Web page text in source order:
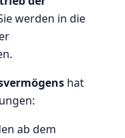
werden in die
hat
ab dem